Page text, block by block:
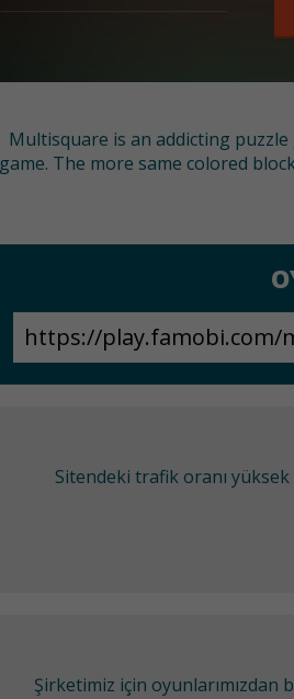
Multisquare is an addicting
game. The more same colored
Sitendeki trafik oranı
Şirketimiz için